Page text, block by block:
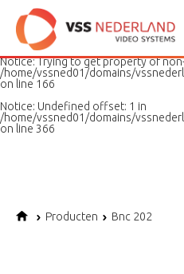
Notice: Undefined variable: page in
/home/vssned01/domains/
on line
187
Notice: Trying to get property of
/home/vssned01/domains/
on line 166
Notice: Undefined offset: 1 in
/home/vssned01/domains/
on line 366
Producten Bnc 202